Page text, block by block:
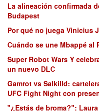
La alineación confirmada
Budapest
Por qué no juega Vinicius
Cuándo se une Mbappé al
Super Robot Wars Y
un nuevo DLC
Gamrot vs Salkilld:
UFC Fight Night con
"¿Estás de broma?":